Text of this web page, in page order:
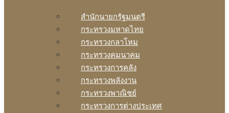
สํานักนายกรัฐมนตรี
กระทรวงมหาดไทย
กระทรวงกลาโหม
กระทรวงคมนาคม
กระทรวงการคลัง
กระทรวงพลังงาน
กระทรวงพาณิชย์
กระทรวงการต่างประเทศ